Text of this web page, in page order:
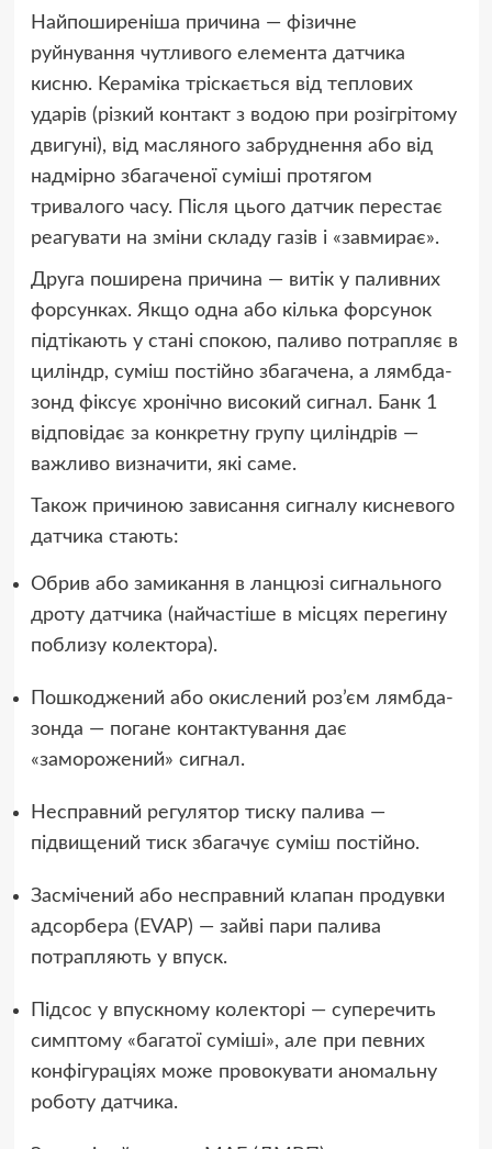
Найпоширеніша причина — фізичне
руйнування чутливого елемента датчика
кисню. Кераміка тріскається від теплових
ударів (різкий контакт з водою при розігрітому
двигуні), від масляного забруднення або від
надмірно збагаченої суміші протягом
тривалого часу. Після цього датчик перестає
реагувати на зміни складу газів і «завмирає».
Друга поширена причина — витік у паливних
форсунках. Якщо одна або кілька форсунок
підтікають у стані спокою, паливо потрапляє в
циліндр, суміш постійно збагачена, а лямбда-
зонд фіксує хронічно високий сигнал. Банк 1
відповідає за конкретну групу циліндрів —
важливо визначити, які саме.
Також причиною зависання сигналу кисневого
датчика стають:
Обрив або замикання в ланцюзі сигнального
дроту датчика (найчастіше в місцях перегину
поблизу колектора).
Пошкоджений або окислений роз’єм лямбда-
зонда — погане контактування дає
«заморожений» сигнал.
Несправний регулятор тиску палива —
підвищений тиск збагачує суміш постійно.
Засмічений або несправний клапан продувки
адсорбера (EVAP) — зайві пари палива
потрапляють у впуск.
Підсос у впускному колекторі — суперечить
симптому «багатої суміші», але при певних
конфігураціях може провокувати аномальну
роботу датчика.